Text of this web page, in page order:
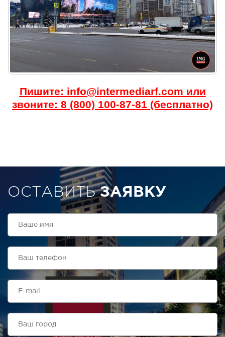
Пишите: info@intermediarf.com или
звоните: 8 (800) 100-87-81 (бесплатно)
ОСТАВИТЬЗАЯВКУ